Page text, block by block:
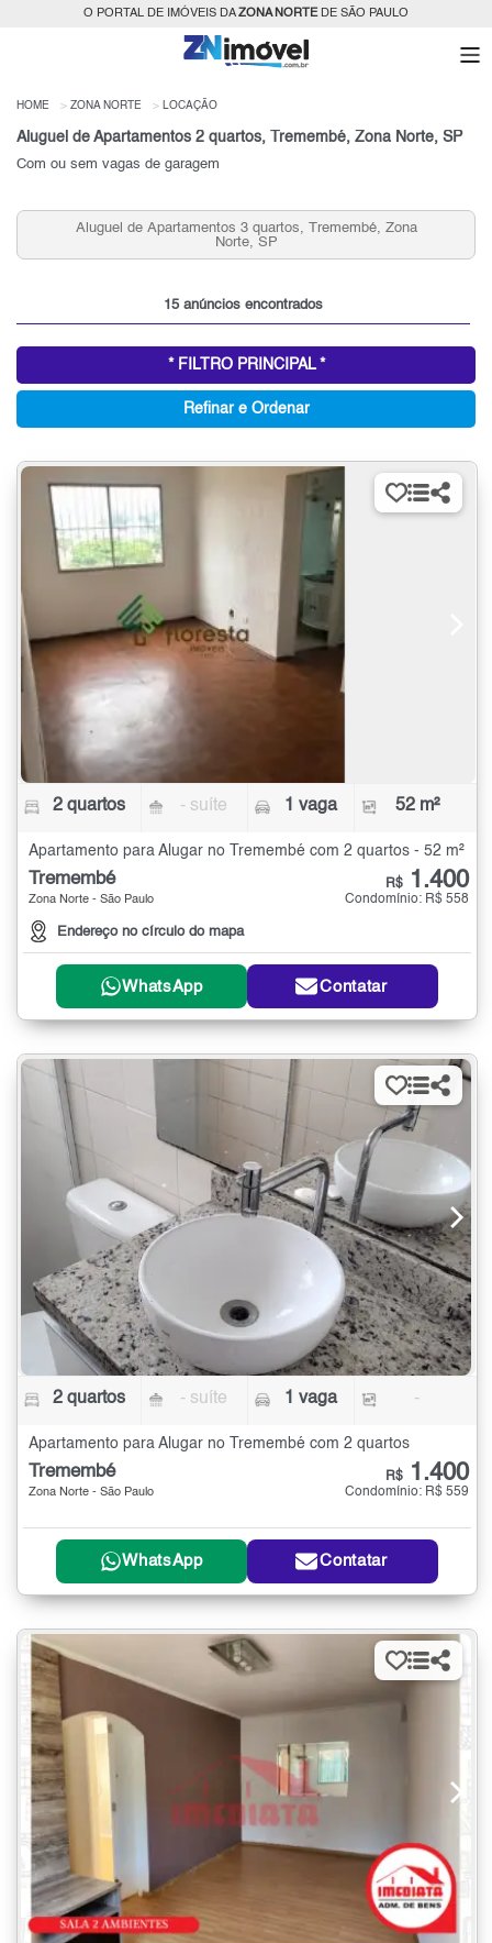
O PORTAL DE IMÓVEIS DAZONA NORTEDE SÃO PAULO
HOME ZONA NORTE LOCAÇÃO
Aluguel de Apartamentos 2 quartos, Tremembé, Zona Norte, SP
Com ou sem vagas de garagem
Aluguel de Apartamentos 3 quartos, Tremembé, Zona
Norte, SP
15 anúncios encontrados
* FILTRO PRINCIPAL *
Refinar e Ordenar
2 quartos - suíte 1 vaga 52 m²
Apartamento para Alugar no Tremembé com 2 quartos - 52 m²
Tremembé
Zona Norte - São Paulo
Endereço no círculo do mapa
R$ 1.400
Condomínio: R$ 558
WhatsApp Contatar
2 quartos - suíte 1 vaga -
Apartamento para Alugar no Tremembé com 2 quartos
Tremembé
Zona Norte - São Paulo
R$ 1.400
Condomínio: R$ 559
WhatsApp Contatar